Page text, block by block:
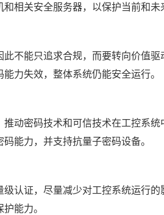
相关安全服务器，以保护当前和未
不能只追求合规，而要转向价值驱
力失效，整体系统仍能安全运行。
动密码技术和可信技术在工控系统
能力，并支持抗量子密码设备。
认证，尽量减少对工控系统运行的
能力。